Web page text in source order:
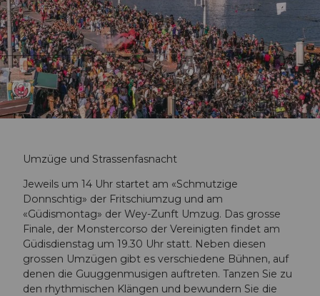
Umzüge und Strassenfasnacht
Jeweils um 14 Uhr startet am «Schmutzige
Donnschtig» der Fritschiumzug und am
«Güdismontag» der Wey-Zunft Umzug. Das grosse
Finale, der Monstercorso der Vereinigten findet am
Güdisdienstag um 19.30 Uhr statt. Neben diesen
grossen Umzügen gibt es verschiedene Bühnen, auf
denen die Guuggenmusigen auftreten. Tanzen Sie zu
den rhythmischen Klängen und bewundern Sie die